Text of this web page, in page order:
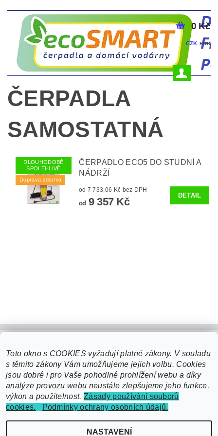
CZK EUR
0 Kč
ČERPADLA
SAMOSTATNÁ
DLOUHODOBĚ
SPOLEHLIVÉ
Doprava zdarma
ČERPADLO ECO5 DO STUDNÍ A
NÁDRŽÍ
od 7 733,06 Kč bez DPH
od 9 357 Kč
DETAIL
EcoSmart čerpací technika - domácí vodárny, čerpadla, posilovací
Toto okno s COOKIES vyžadují platné zákony. V souladu
s těmito zákony Vám umožňujeme jejich volbu. Cookies
jsou dobré i pro Vaše pohodlné prohlížení webu a díky
analýze provozu webu neustále zlepšujeme jeho funkce,
výkon a použitelnost. Zásady používání souborů
cookies.
Podmínky ochrany osobních údajů.
NASTAVENÍ